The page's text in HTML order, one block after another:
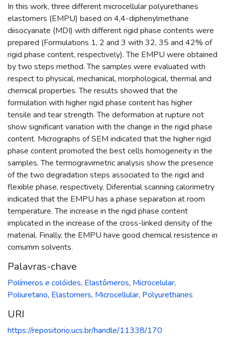
In this work, three different microcellular polyurethanes
elastomers (EMPU) based on 4,4-diphenylmethane
diisocyanate (MDI) with different rigid phase contents were
prepared (Formulations 1, 2 and 3 with 32, 35 and 42% of
rigid phase content, respectively). The EMPU were obtained
by two steps method. The samples were evaluated with
respect to physical, mechanical, morphological, thermal and
chemical properties. The results showed that the
formulation with higher rigid phase content has higher
tensile and tear strength. The deformation at rupture not
show significant variation with the change in the rigid phase
content. Micrographs of SEM indicated that the higher rigid
phase content promoted the best cells homogeneity in the
samples. The termogravimetric analysis show the presence
of the two degradation steps associated to the rigid and
flexible phase, respectively. Diferential scanning calorimetry
indicated that the EMPU has a phase separation at room
temperature. The increase in the rigid phase content
implicated in the increase of the cross-linked density of the
material. Finally, the EMPU have good chemical resistence in
comumm solvents.
Palavras-chave
Polímeros e colóides, Elastômeros, Microcelular,
Poliuretano, Elastomers, Microcellular, Polyurethanes
URI
https://repositorio.ucs.br/handle/11338/170